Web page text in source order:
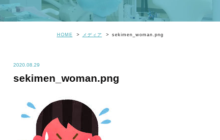
HOME メディア sekimen_woman.png
2020.08.29
sekimen_woman.png